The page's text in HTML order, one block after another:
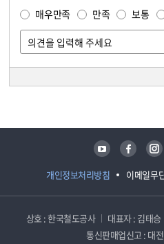
매우만족 만족 보통
개인정보처리방침 이메일무
유튜브 페이스북 인스타그램
상호 : 한국철도공사 대표자 : 김태승
통신판매업신고 : 대